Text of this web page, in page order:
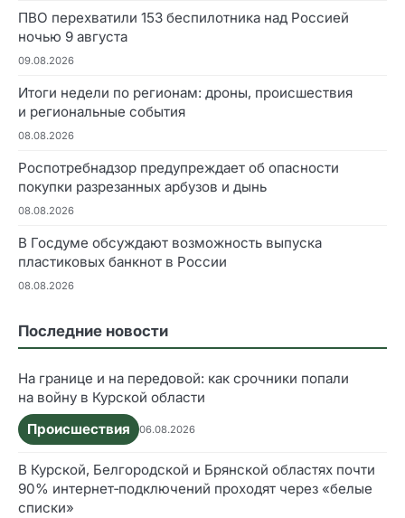
ПВО перехватили 153 беспилотника над Россией
ночью 9 августа
09.08.2026
Итоги недели по регионам: дроны, происшествия
и региональные события
08.08.2026
Роспотребнадзор предупреждает об опасности
покупки разрезанных арбузов и дынь
08.08.2026
В Госдуме обсуждают возможность выпуска
пластиковых банкнот в России
08.08.2026
Последние новости
На границе и на передовой: как срочники попали
на войну в Курской области
Происшествия
06.08.2026
В Курской, Белгородской и Брянской областях почти
90% интернет‑подключений проходят через «белые
списки»